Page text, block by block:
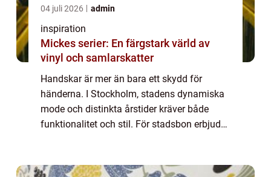
04 juli 2026 admin
inspiration
Mickes serier: En färgstark värld av
vinyl och samlarskatter
Handskar är mer än bara ett skydd för
händerna. I Stockholm, stadens dynamiska
mode och distinkta årstider kräver både
funktionalitet och stil. För stadsbon erbjuder